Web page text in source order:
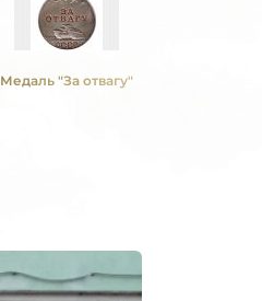
Медаль "За отвагу"